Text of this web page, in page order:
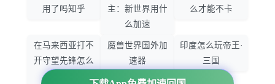
用了吗知乎
主：新世界用什
么加速
么才能不卡
在马来西亚打不
开守望先锋怎么
魔兽世界国外加
速器
印度怎么玩帝王·
三国